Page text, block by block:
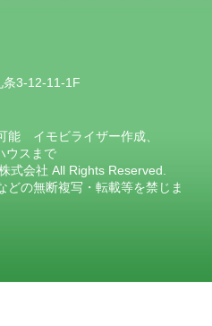
条3-12-11-1F
能 イモビライザー作成、
ウスまで
式会社 All Rights Reserved.
どの無断複写・転載等を禁じま